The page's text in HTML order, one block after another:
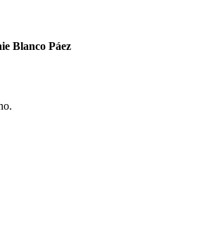
Blanco Páez